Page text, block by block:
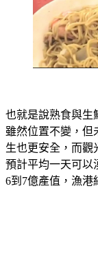
也就是說熟食與生
雖然位置不變，但
生也更安全，而觀
預計平均一天可以
6到7億產值，漁港